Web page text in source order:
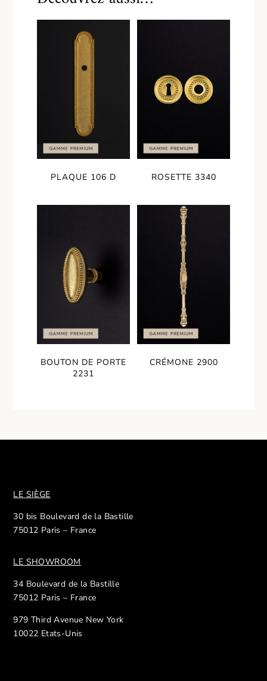
PLAQUE 106 D ROSETTE 3340
BOUTON DE PORTE
2231
CRÉMONE 2900
LE SIÈGE
30 bis Boulevard de la Bastille
75012 Paris – France
LE SHOWROOM
34 Boulevard de la Bastille
75012 Paris – France
979 Third Avenue New York
10022 Etats-Unis